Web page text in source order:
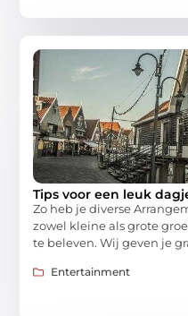
Tips voor een leuk
Zo heb je diverse
zowel kleine als grote
te beleven. Wij geven je
Entertainment